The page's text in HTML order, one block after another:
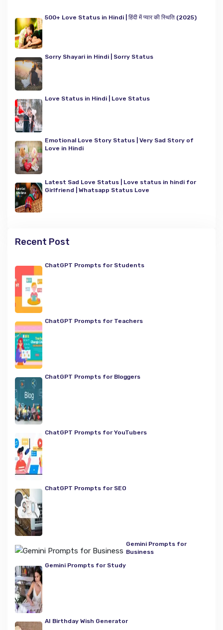
500+ Love Status in Hindi | हिंदी में प्यार की स्थिति (2025)
Sorry Shayari in Hindi | Sorry Status
Love Status in Hindi | Love Status
Emotional Love Story Status | Very Sad Story of
Love in Hindi
Latest Sad Love Status | Love status in hindi for
Girlfriend | Whatsapp Status Love
Recent Post
ChatGPT Prompts for Students
ChatGPT Prompts for Teachers
ChatGPT Prompts for Bloggers
ChatGPT Prompts for YouTubers
ChatGPT Prompts for SEO
Gemini Prompts for
Business
Gemini Prompts for Study
AI Birthday Wish Generator